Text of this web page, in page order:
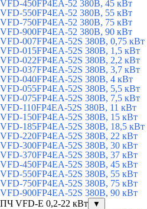
VFD-450FP4EA-52 380В, 45 кВт
VFD-550FP4EA-52 380В, 55 кВт
VFD-750FP4EA-52 380В, 75 кВт
VFD-900FP4EA-52 380В, 90 кВт
VFD-007FP4EA-52S 380В, 0,75 кВт
VFD-015FP4EA-52S 380В, 1,5 кВт
VFD-022FP4EA-52S 380В, 2,2 кВт
VFD-037FP4EA-52S 380В, 3,7 кВт
VFD-040FP4EA-52S 380В, 4 кВт
VFD-055FP4EA-52S 380В, 5,5 кВт
VFD-075FP4EA-52S 380В, 7,5 кВт
VFD-110FP4EA-52S 380В, 11 кВт
VFD-150FP4EA-52S 380В, 15 кВт
VFD-185FP4EA-52S 380В, 18,5 кВт
VFD-220FP4EA-52S 380В, 22 кВт
VFD-300FP4EA-52S 380В, 30 кВт
VFD-370FP4EA-52S 380В, 37 кВт
VFD-450FP4EA-52S 380В, 45 кВт
VFD-550FP4EA-52S 380В, 55 кВт
VFD-750FP4EA-52S 380В, 75 кВт
VFD-900FP4EA-52S 380В, 90 кВт
ПЧ VFD-E 0,2-22 кВт
▼